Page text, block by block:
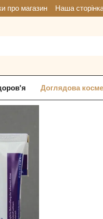
про магазин Наша
Доглядова